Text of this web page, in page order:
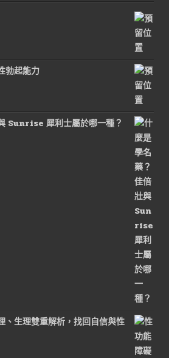
勃起能力
。
Sunrise 犀利士屬於哪一種？
、生理雙重解析，找回自信與性